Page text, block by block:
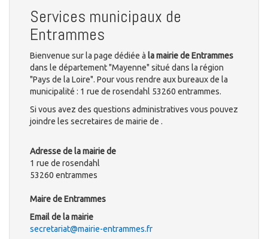
Services municipaux de
Entrammes
Bienvenue sur la page dédiée à la mairie de Entrammes
dans le département "Mayenne" situé dans la région
"Pays de la Loire". Pour vous rendre aux bureaux de la
municipalité : 1 rue de rosendahl 53260 entrammes.
Si vous avez des questions administratives vous pouvez
joindre les secretaires de mairie de .
Adresse de la mairie de
1 rue de rosendahl
53260 entrammes
Maire de Entrammes
Email de la mairie
secretariat@mairie-entrammes.fr